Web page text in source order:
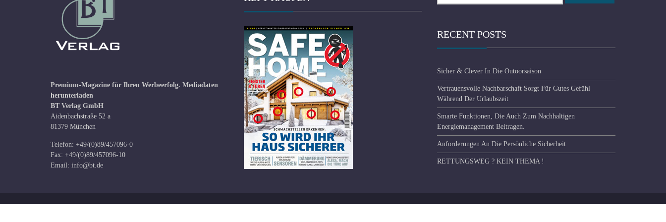
Premium-Magazine für Ihren Werbeerfolg. Mediadaten
herunterladen
BT Verlag GmbH
Aidenbachstraße 52 a
81379 München
Telefon: +49/(0)89/457096-0
Fax: +49/(0)89/457096-10
Email: info@bt.de
RECENT POSTS
Sicher & Clever In Die Outoorsaison
Vertrauensvolle Nachbarschaft Sorgt Für Gutes Gefühl
Während Der Urlaubszeit
Smarte Funktionen, Die Auch Zum Nachhaltigen
Energiemanagement Beitragen.
Anforderungen An Die Persönliche Sicherheit
RETTUNGSWEG ? KEIN THEMA !